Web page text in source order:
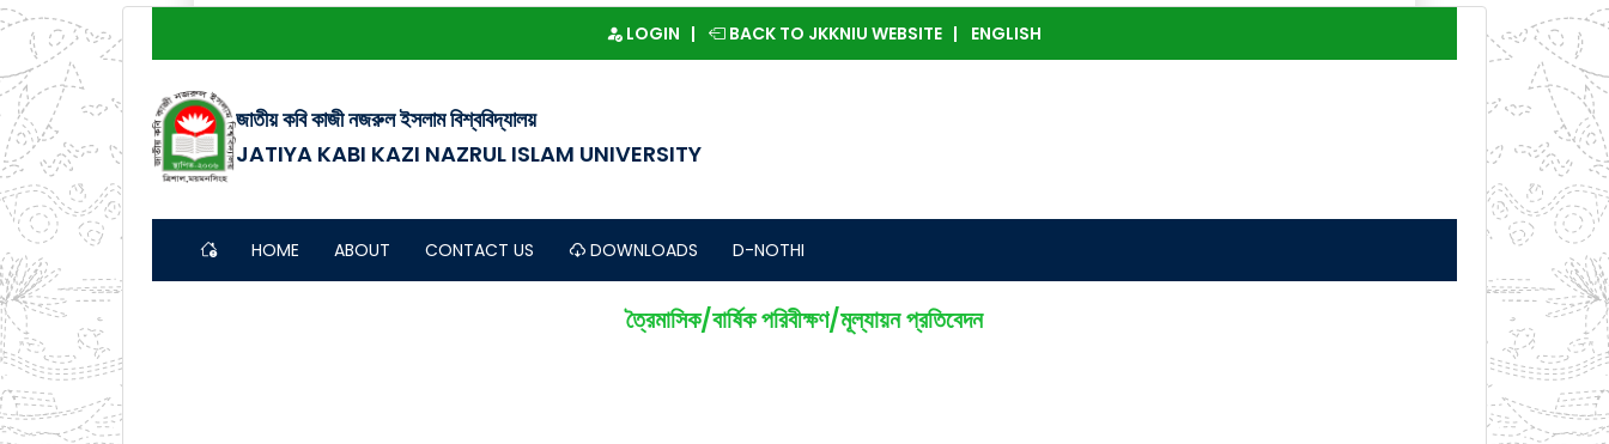
LOGIN BACK TO JKKNIU WEBSITE ENGLISH
জাতীয় কবি কাজী নজরুল ইসলাম বিশ্ববিদ্যালয়
JATIYA KABI KAZI NAZRUL ISLAM UNIVERSITY
HOME ABOUT CONTACT US DOWNLOADS D-NOTHI
ত্রৈমাসিক/বার্ষিক পরিবীক্ষণ/মূল্যায়ন প্রতিবেদন